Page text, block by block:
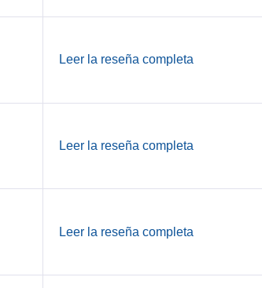
Leer la reseña completa
Leer la reseña completa
Leer la reseña completa